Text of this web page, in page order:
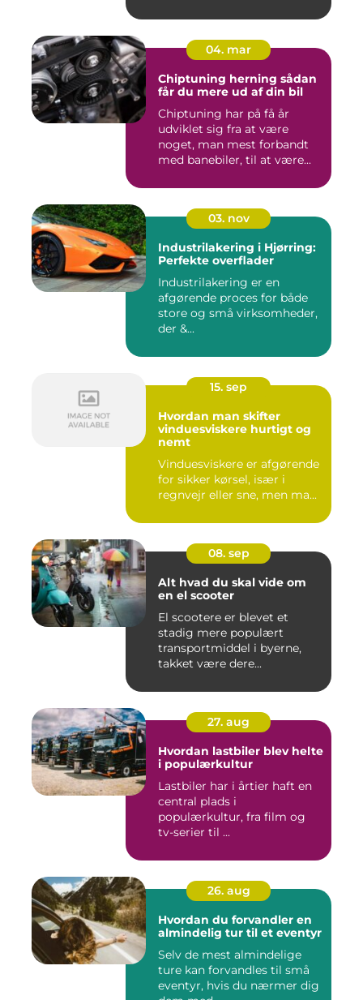
04. mar
Chiptuning herning sådan
får du mere ud af din bil
Chiptuning har på få år
udviklet sig fra at være
noget, man mest forbandt
med banebiler, til at være...
03. nov
Industrilakering i Hjørring:
Perfekte overflader
Industrilakering er en
afgørende proces for både
store og små virksomheder,
der &...
15. sep
Hvordan man skifter
vinduesviskere hurtigt og
nemt
Vinduesviskere er afgørende
for sikker kørsel, især i
regnvejr eller sne, men ma...
08. sep
Alt hvad du skal vide om
en el scooter
El scootere er blevet et
stadig mere populært
transportmiddel i byerne,
takket være dere...
27. aug
Hvordan lastbiler blev helte
i populærkultur
Lastbiler har i årtier haft en
central plads i
populærkultur, fra film og
tv-serier til ...
26. aug
Hvordan du forvandler en
almindelig tur til et eventyr
Selv de mest almindelige
ture kan forvandles til små
eventyr, hvis du nærmer dig